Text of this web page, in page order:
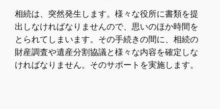
相続は、突然発生します。様々な役所に書類を提
出しなければなりませんので、思いのほか時間を
とられてしまいます。その手続きの間に、相続の
財産調査や遺産分割協議と様々な内容を確定しな
ければなりません。そのサポートを実施します。